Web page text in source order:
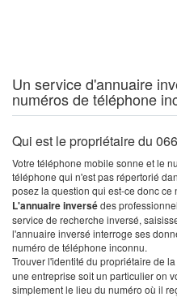
Un service d'annuaire
numéros de téléphone
Qui est le propriétaire du
Votre téléphone mobile sonne et le
téléphone qui n'est pas répertorié
posez la question qui est-ce donc ce
L'annuaire inversédes
service de recherche inversé,
l'annuaire inversé interroge ses
numéro de téléphone inconnu.
Trouver l'identité du propriétaire de
une entreprise soit un particulier on
simplement le lieu du numéro où il